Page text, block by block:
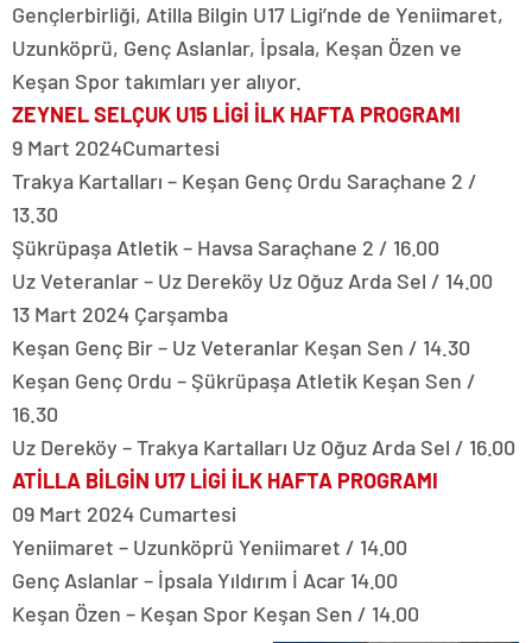
Gençlerbirliği, Atilla Bilgin U17 Ligi’nde de Yeniimaret,
Uzunköprü, Genç Aslanlar, İpsala, Keşan Özen ve
Keşan Spor takımları yer alıyor.
ZEYNEL SELÇUK U15 LİGİ İLK HAFTA PROGRAMI
9 Mart 2024Cumartesi
Trakya Kartalları – Keşan Genç Ordu Saraçhane 2 /
13.30
Şükrüpaşa Atletik – Havsa Saraçhane 2 / 16.00
Uz Veteranlar – Uz Dereköy Uz Oğuz Arda Sel / 14.00
13 Mart 2024 Çarşamba
Keşan Genç Bir – Uz Veteranlar Keşan Sen / 14.30
Keşan Genç Ordu – Şükrüpaşa Atletik Keşan Sen /
16.30
Uz Dereköy – Trakya Kartalları Uz Oğuz Arda Sel / 16.00
ATİLLA BİLGİN U17 LİGİ İLK HAFTA PROGRAMI
09 Mart 2024 Cumartesi
Yeniimaret – Uzunköprü Yeniimaret / 14.00
Genç Aslanlar – İpsala Yıldırım İ Acar 14.00
Keşan Özen – Keşan Spor Keşan Sen / 14.00